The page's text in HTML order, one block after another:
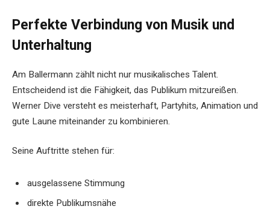
Perfekte Verbindung von Musik und
Unterhaltung
Am Ballermann zählt nicht nur musikalisches Talent.
Entscheidend ist die Fähigkeit, das Publikum mitzureißen.
Werner Dive versteht es meisterhaft, Partyhits, Animation und
gute Laune miteinander zu kombinieren.
Seine Auftritte stehen für:
ausgelassene Stimmung
direkte Publikumsnähe